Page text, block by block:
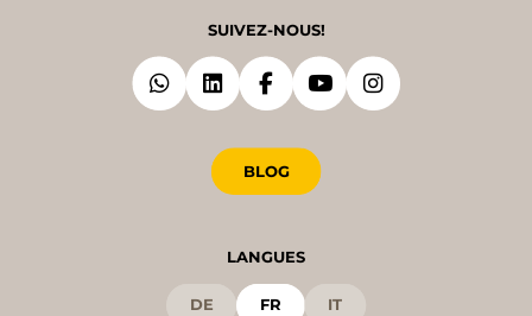
SUIVEZ-NOUS!
BLOG
LANGUES
DE FR IT